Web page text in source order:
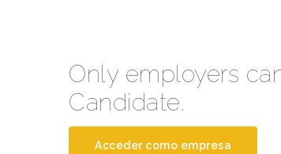
Only employers
Candidate.
Acceder como empresa